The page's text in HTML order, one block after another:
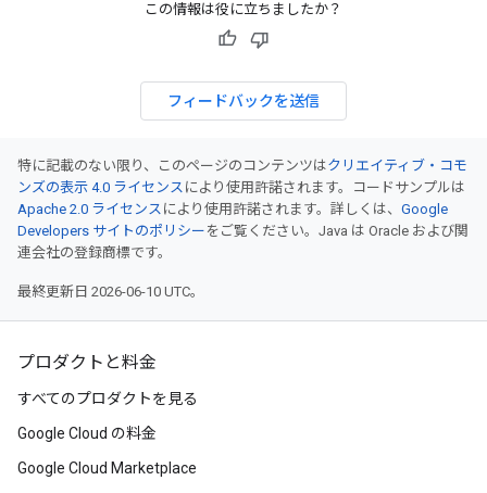
この情報は役に立ちましたか？
フィードバックを送信
特に記載のない限り、このページのコンテンツはクリエイティブ・コモ
ンズの表示 4.0 ライセンス により使用許諾されます。コードサンプルは
Apache 2.0 ライセンス により使用許諾されます。詳しくは、 Google
Developers サイトのポリシー をご覧ください。Java は Oracle および関
連会社の登録商標です。
最終更新日 2026-06-10 UTC。
プロダクトと料金
すべてのプロダクトを見る
Google Cloud の料金
Google Cloud Marketplace